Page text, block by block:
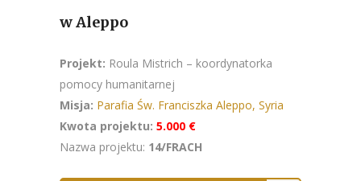
w Aleppo
Projekt: Roula Mistrich – koordynatorka
pomocy humanitarnej
Misja: Parafia Św. Franciszka Aleppo, Syria
Kwota projektu: 5.000 €
Nazwa projektu: 14/FRACH